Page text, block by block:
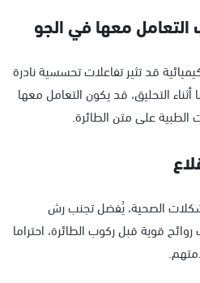
معها في الجو
قد تثير تفاعلات تحسسية نادرة
التحليق، قد يكون التعامل معها
على متن الطائرة.
الصحية، يُفضل تجنب رش
قوية قبل ركوب الطائرة، احتراما